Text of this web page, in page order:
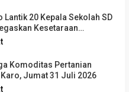
Lantik 20 Kepala Sekolah SD
Kesetaraan
Bagi ASN PNS dan PPPK
Komoditas Pertanian
Karo, Jumat 31 Juli 2026